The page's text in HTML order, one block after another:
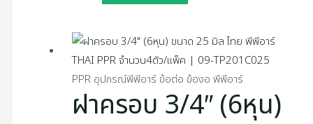
PPR อุปกรณ์พีพีอาร์ ข้อต่อ ข้องอ พีพีอาร์
ฝาครอบ 3/4″ (6หุน)